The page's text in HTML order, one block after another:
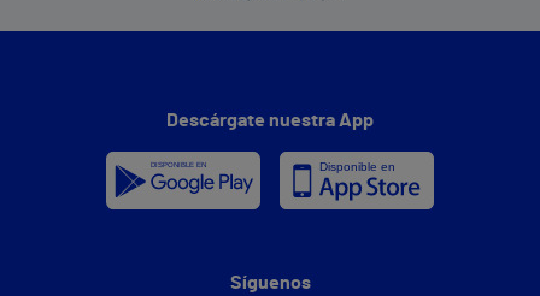
Descárgate nuestra App
Síguenos